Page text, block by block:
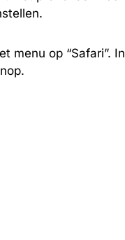
menu op “Safari”.